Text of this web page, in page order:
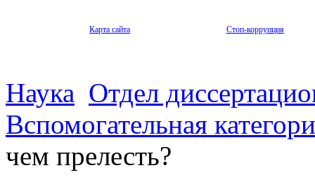
Карта сайта Стоп-коррупция
Наука Отдел
Вспомогательная
чем прелесть?